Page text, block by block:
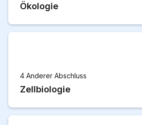
Ökologie
4 Anderer Abschluss
Zellbiologie